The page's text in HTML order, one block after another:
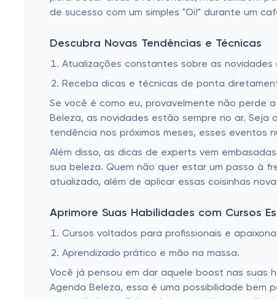
de sucesso com um simples "Oi!" durante um
Descubra Novas Tendências e Técnicas
Atualizações constantes sobre as novidades
Receba dicas e técnicas de ponta
Se você é como eu, provavelmente não perde
Beleza, as novidades estão sempre no ar.
tendência nos próximos meses, esses eventos
Além disso, as dicas de experts vem
sua beleza. Quem não quer estar um passo à
atualizado, além de aplicar essas coisinhas
Aprimore Suas Habilidades com Cursos
Cursos voltados para profissionais e
Aprendizado prático e mão na massa.
Você já pensou em dar aquele boost nas suas
Agenda Beleza, essa é uma possibilidade bem